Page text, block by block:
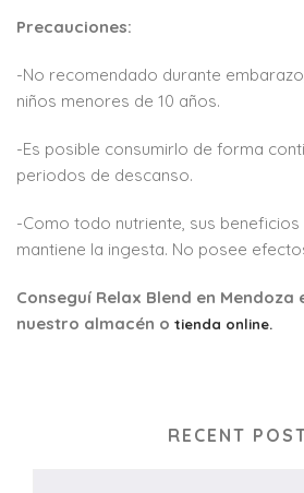
Precauciones:
-No recomendado durante
niños menores de 10 años.
-Es posible consumirlo de forma
periodos de descanso.
-Como todo nutriente, sus
mantiene la ingesta. No posee
Conseguí Relax Blend en Mendoza
nuestro almacén o tienda online.
RECENT